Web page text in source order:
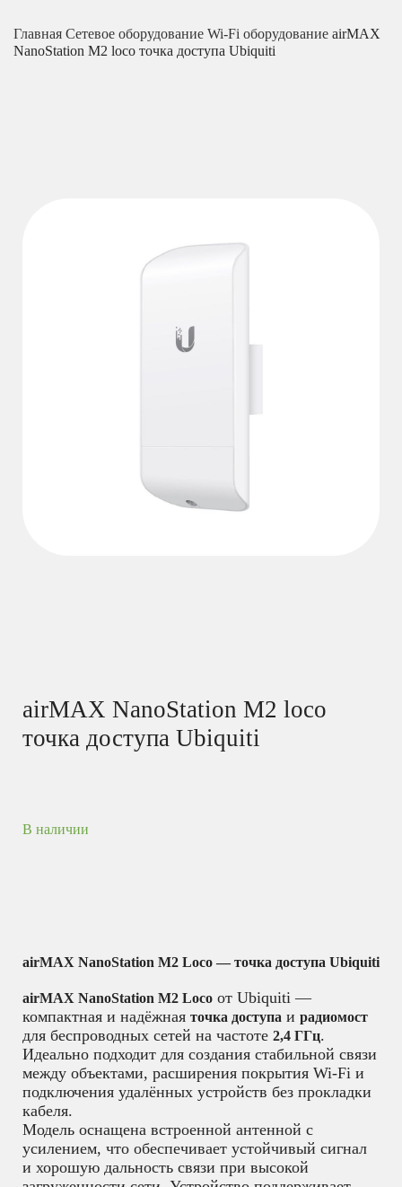
Главная Сетевое оборудование Wi-Fi оборудование airMAX
NanoStation M2 loco точка доступа Ubiquiti
airMAX NanoStation M2 loco
точка доступа Ubiquiti
В наличии
airMAX NanoStation M2 Loco — точка доступа Ubiquiti
airMAX NanoStation M2 Loco от Ubiquiti —
компактная и надёжная точка доступа и радиомост
для беспроводных сетей на частоте 2,4 ГГц.
Идеально подходит для создания стабильной связи
между объектами, расширения покрытия Wi-Fi и
подключения удалённых устройств без прокладки
кабеля.
Модель оснащена встроенной антенной с
усилением, что обеспечивает устойчивый сигнал
и хорошую дальность связи при высокой